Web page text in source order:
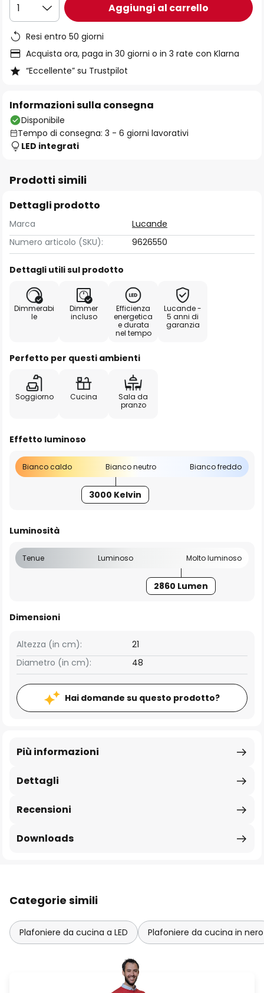
1 Aggiungi al carrello
Resi entro 50 giorni
Acquista ora, paga in 30 giorni o in 3 rate con Klarna
“Eccellente” su Trustpilot
Informazioni sulla consegna
Disponibile
Tempo di consegna: 3 - 6 giorni lavorativi
LED integrati
Prodotti simili
Dettagli prodotto
Marca
Lucande
Numero articolo (SKU):
9626550
Dettagli utili sul prodotto
Dimmerabi
le
Dimmer
incluso
Efficienza
energetica
e durata
nel tempo
Lucande -
5 anni di
garanzia
Perfetto per questi ambienti
Soggiorno Cucina
Sala da
pranzo
Effetto luminoso
Bianco caldo Bianco neutro Bianco freddo
3000 Kelvin
Luminosità
Tenue Luminoso Molto luminoso
2860 Lumen
Dimensioni
Altezza (in cm):
21
Diametro (in cm):
48
Hai domande su questo prodotto?
Dettagli
Più informazioni
Recensioni
Downloads
Categorie simili
Plafoniere da cucina a LED Plafoniere da cucina in nero